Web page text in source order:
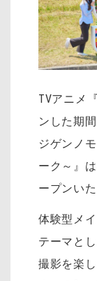
TVアニメ
ンした期
ジゲンノ
ーク～』
ープンい
体験型メ
テーマと
撮影を楽